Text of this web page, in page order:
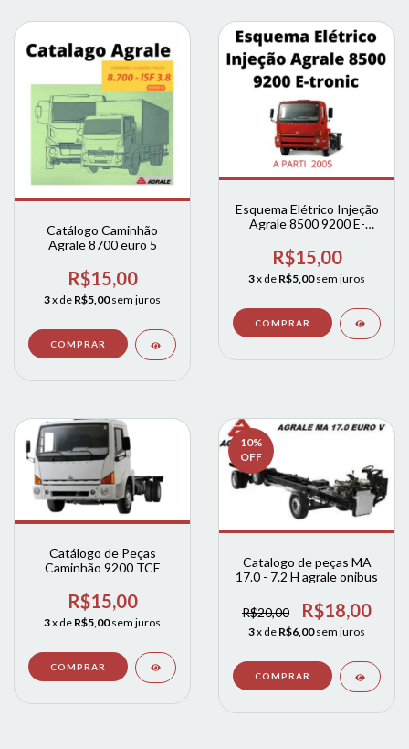
Catálogo Caminhão
Agrale 8700 euro 5
R$15,00
3x de R$5,00 sem juros
Esquema Elétrico Injeção
Agrale 8500 9200 E-
R$15,00
3x de R$5,00 sem juros
Catálogo de Peças
Caminhão 9200 TCE
R$15,00
3x de R$5,00 sem juros
10%
OFF
Catalogo de peças MA
17.0 - 7.2 H agrale onibus
R$20,00 R$18,00
3x de R$6,00 sem juros